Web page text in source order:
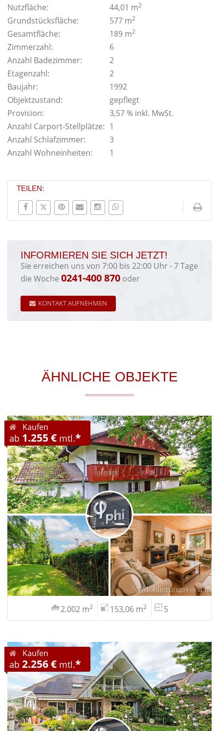
Nutzfläche: 44,01 m2
Grundstücksfläche: 577 m2
Gesamtfläche: 189 m2
Zimmerzahl:
6
Anzahl Badezimmer:
2
Etagenzahl:
2
Baujahr:
1992
Objektzustand:
gepflegt
Provision:
3,57 % inkl. MwSt.
Anzahl Carport-Stellplätze: 1
Anzahl Schlafzimmer:
3
Anzahl Wohneinheiten:
1
TEILEN:
INFORMIEREN SIE SICH JETZT!
Sie erreichen uns von 7:00 bis 22:00 Uhr - 7 Tage
die Woche 0241-400 870 oder
KONTAKT AUFNEHMEN
ÄHNLICHE OBJEKTE
Kaufen
ab 1.255 € mtl.*
2.002 m2 153,06 m2 5
Kaufen
ab 2.256 € mtl.*